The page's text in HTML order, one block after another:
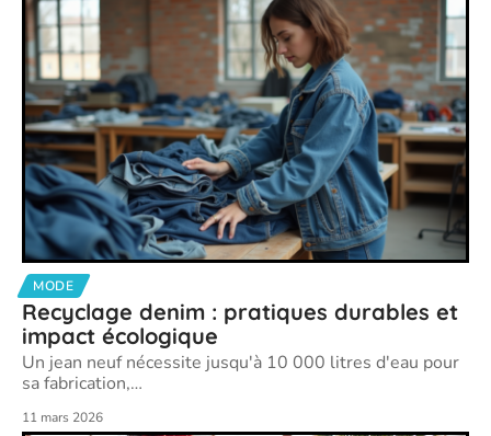
MODE
Recyclage denim : pratiques durables et
impact écologique
Un jean neuf nécessite jusqu'à 10 000 litres d'eau pour
sa fabrication,…
11 mars 2026